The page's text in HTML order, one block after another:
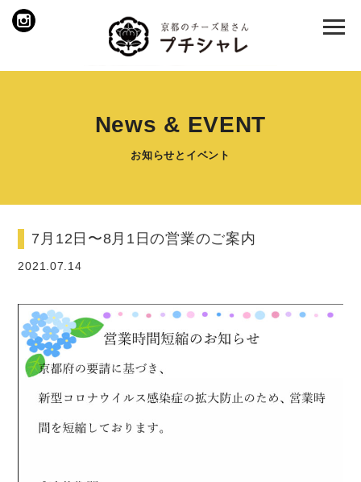
News & EVENT
お知らせとイベント
7月12日〜8月1日の営業のご案内
2021.07.14